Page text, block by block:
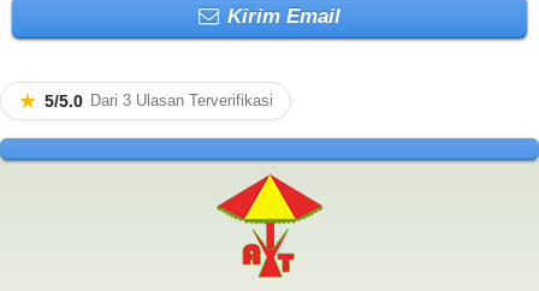
Kirim Email
★ 5/5.0 Dari 3 Ulasan Terverifikasi